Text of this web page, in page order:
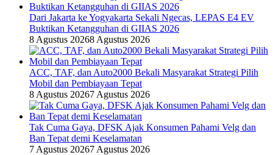
Dari Jakarta ke Yogyakarta Sekali Ngecas, LEPAS E4 EV
Buktikan Ketangguhan di GIIAS 2026
8 Agustus 20268 Agustus 2026
ACC, TAF, dan Auto2000 Bekali Masyarakat Strategi Pilih
Mobil dan Pembiayaan Tepat
8 Agustus 20267 Agustus 2026
Tak Cuma Gaya, DFSK Ajak Konsumen Pahami Velg dan
Ban Tepat demi Keselamatan
7 Agustus 20267 Agustus 2026